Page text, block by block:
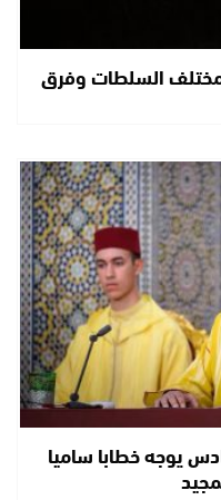
مختلف السلطات وفرق
يوجه خطابا ساميا